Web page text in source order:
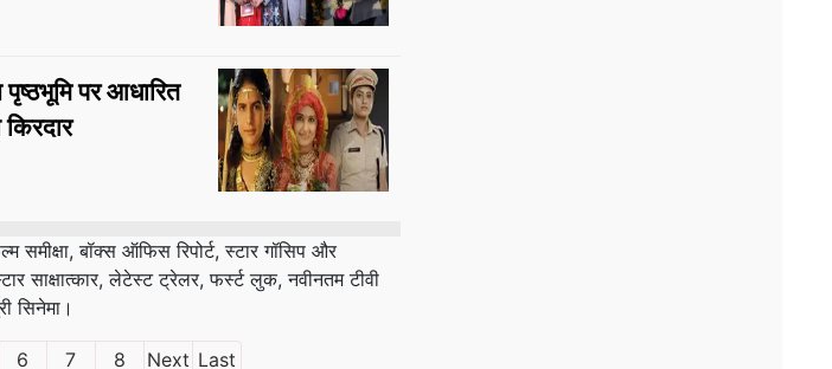
पर आधारित
समीक्षा, बॉक्स ऑफिस रिपोर्ट, स्टार गॉसिप और
साक्षात्कार, लेटेस्ट ट्रेलर, फर्स्ट लुक, नवीनतम टीवी
सिनेमा।
6 7 8 Next Last